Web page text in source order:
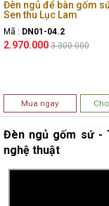
Đèn ngủ để bàn gốm
Sen thu Lục Lam
Mã : DN01-04.2
2.970.000 3.300.000
Mua ngay
Đèn ngủ gốm sứ -
nghệ thuật